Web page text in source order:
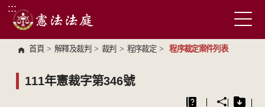
跳到主要內容區塊
:::
首頁 > 解釋及裁判 > 裁判 > 程序裁定 > 程序裁定案件列表
111年憲裁字第346號